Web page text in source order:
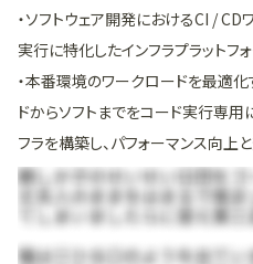
・ソフトウェア開発におけるCI /
実行に特化したインフラプラットフォ
・本番環境のワークロードを最適
ドからソフトまでをコード実行専
フラを構築し、パフォーマンス向上